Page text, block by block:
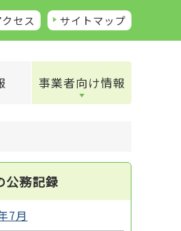
セス サイトマップ
事業者向け情報
公務記録
7月